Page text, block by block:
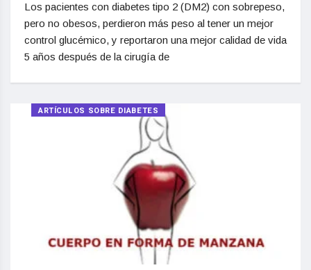
Los pacientes con diabetes tipo 2 (DM2) con sobrepeso,
pero no obesos, perdieron más peso al tener un mejor
control glucémico, y reportaron una mejor calidad de vida
5 años después de la cirugía de
ARTÍCULOS SOBRE DIABETES